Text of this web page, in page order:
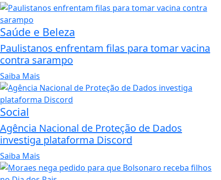
Saúde e Beleza
Paulistanos enfrentam filas para tomar vacina
contra sarampo
Saiba Mais
Social
Agência Nacional de Proteção de Dados
investiga plataforma Discord
Saiba Mais